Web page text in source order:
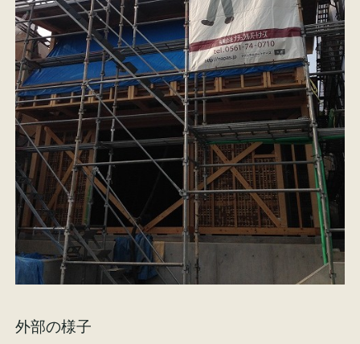
外部の様子
会社概要
スタッフ紹介
家づくりコラム
イベント情報 来場予約
資料請求 お問い合わせ